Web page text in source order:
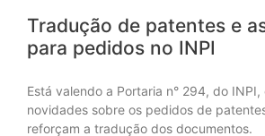
Tradução de patentes e
para pedidos no INPI
Está valendo a Portaria n° 294, do
novidades sobre os pedidos de
reforçam a tradução dos documentos.